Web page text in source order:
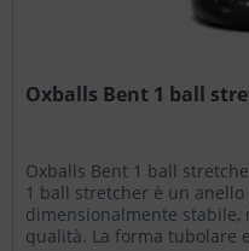
Oxballs Bent 1 ball
Oxballs Bent 1 ball
1 ball stretcher è un
dimensionalmente
qualità. La forma tubolare